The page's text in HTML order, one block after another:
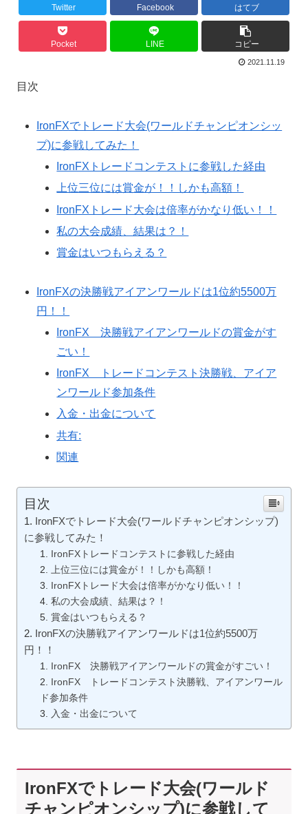
Twitter Facebook はてブ
Pocket LINE コピー
2021.11.19
目次
IronFXでトレード大会(ワールドチャンピオンシッ
プ)に参戦してみた！
IronFXトレードコンテストに参戦した経由
上位三位には賞金が！！しかも高額！
IronFXトレード大会は倍率がかなり低い！！
私の大会成績、結果は？！
賞金はいつもらえる？
IronFXの決勝戦アイアンワールドは1位約5500万
円！！
IronFX 決勝戦アイアンワールドの賞金がす
ごい！
IronFX トレードコンテスト決勝戦、アイア
ンワールド参加条件
入金・出金について
共有:
関連
目次
IronFXでトレード大会(ワールドチャンピオンシップ)
に参戦してみた！
IronFXトレードコンテストに参戦した経由
上位三位には賞金が！！しかも高額！
IronFXトレード大会は倍率がかなり低い！！
私の大会成績、結果は？！
賞金はいつもらえる？
IronFXの決勝戦アイアンワールドは1位約5500万
円！！
IronFX 決勝戦アイアンワールドの賞金がすごい！
IronFX トレードコンテスト決勝戦、アイアンワール
ド参加条件
入金・出金について
IronFXでトレード大会(ワールド
チャンピオンシップ)に参戦して